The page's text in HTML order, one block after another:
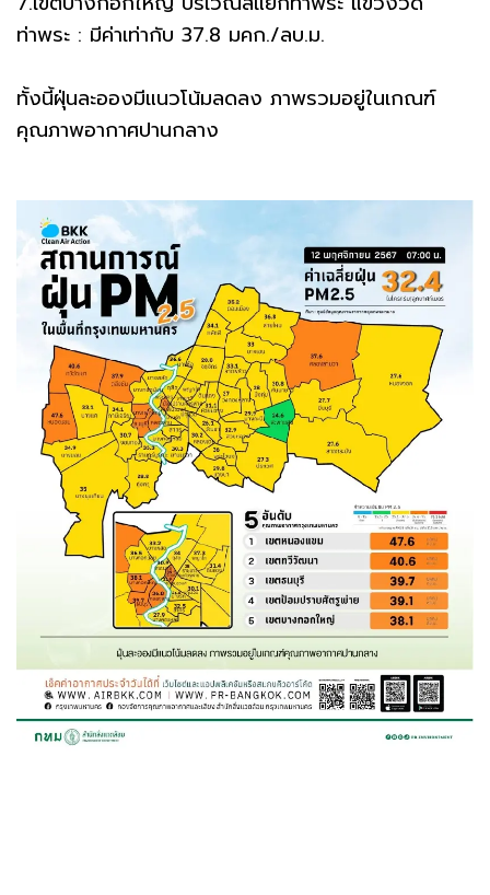
ท่าพระ : มีค่าเท่ากับ 37.8 มคก./ลบ.ม.
ทั้งนี้ฝุ่นละอองมีแนวโน้มลดลง ภาพรวมอยู่ในเกณฑ์
คุณภาพอากาศปานกลาง